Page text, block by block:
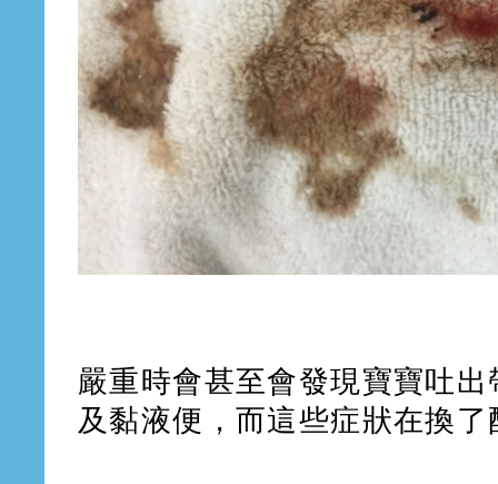
嚴重時會甚至會發現寶寶吐
及黏液便，而這些症狀在換